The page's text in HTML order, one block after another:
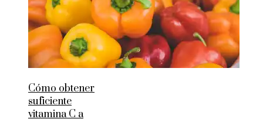
Cómo obtener
suficiente
vitamina C a